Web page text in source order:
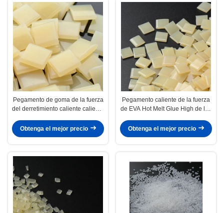
Pegamento de goma de la fuerza
del derretimiento caliente caliente
7085-85-0
Obtenga el mejor precio
Pegamento caliente de la fuerza
de EVA Hot Melt Glue High de los
vinculación del borde
Obtenga el mejor precio